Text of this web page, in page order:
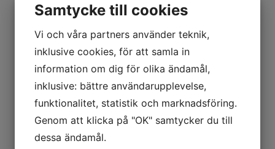
Smaug och Kattla (Juni och Maggio)
Juli
Tim
Juni
Nessla
Stampe (Bo)
Pralina
Dixi och Diddi
Tiger
April
Ben och Gus
Samtycke till cookies
Vi och våra partners använder teknik,
inklusive cookies, för att samla in
information om dig för olika ändamål,
inklusive: bättre användarupplevelse,
funktionalitet, statistik och marknadsföring.
Genom att klicka på "OK" samtycker du till
dessa ändamål.